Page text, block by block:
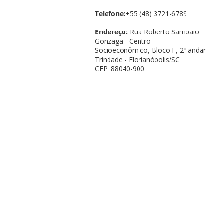
Telefone:+55 (48) 3721-6789
Endereço: Rua Roberto Sampaio
Gonzaga - Centro
Socioeconômico, Bloco F, 2º andar
Trindade - Florianópolis/SC
CEP: 88040-900